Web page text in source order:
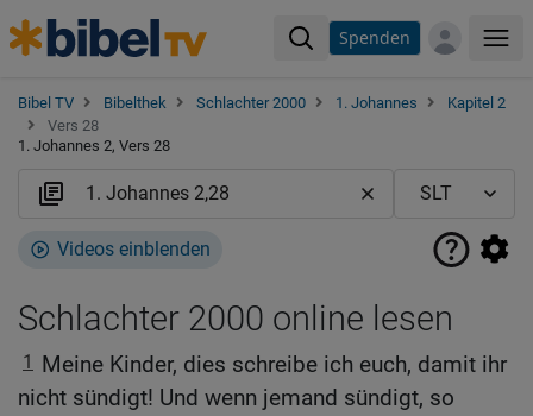
Spenden
Bibel TV Bibelthek Schlachter 2000 1. Johannes
Kapitel 2
Vers 28
1. Johannes 2, Vers 28
Videos einblenden
Schlachter 2000 online lesen
1 Meine Kinder, dies schreibe ich euch, damit ihr
nicht sündigt! Und wenn jemand sündigt, so